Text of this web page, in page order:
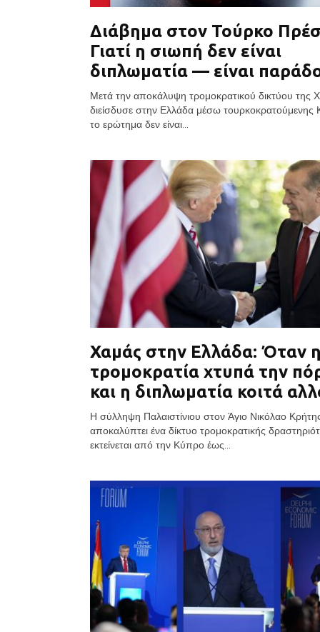
Διάβημα στον Τούρκο
Γιατί η σιωπή δεν είναι
διπλωματία — είναι
Μετά την αποκάλυψη τρομοκρατικού δικτύου της
διείσδυσε στην Ελλάδα μέσω τουρκοκρατούμενης
το ερώτημα δεν είναι...
Χαμάς στην Ελλάδα: Όταν
τρομοκρατία χτυπά την
και η διπλωματία κοιτά
Η σύλληψη Παλαιστίνιου στον Άγιο Νικόλαο
αποκαλύπτει ένα δίκτυο τρομοκρατικής
εκτείνεται από την Κύπρο έως...